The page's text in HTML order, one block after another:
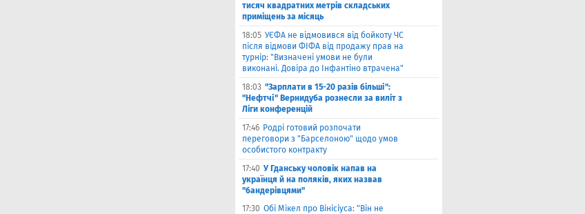
тисяч квадратних метрів складських
приміщень за місяць
18:05 УЄФА не відмовився від бойкоту ЧС
після відмови ФІФА від продажу прав на
турнір: "Визначені умови не були
виконані. Довіра до Інфантіно втрачена"
18:03 "Зарплати в 15-20 разів більші":
"Нефтчі" Вернидуба рознесли за виліт з
Ліги конференцій
17:46 Родрі готовий розпочати
переговори з "Барселоною" щодо умов
особистого контракту
17:40 У Гданську чоловік напав на
українця й на поляків, яких назвав
"бандерівцями"
17:30 Обі Мікел про Вінісіуса: "Він не